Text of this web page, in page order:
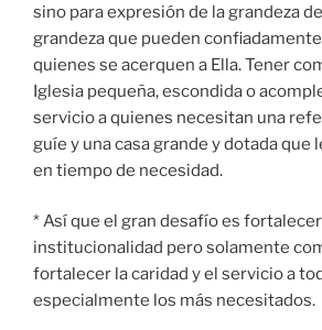
sino para expresión de la grandeza
grandeza que pueden
quienes se acerquen a Ella. Tener
Iglesia pequeña, escondida o
servicio a quienes necesitan una
guíe y una casa grande y dotada que
en tiempo de necesidad.
* Así que el gran desafío es
institucionalidad pero solamente
fortalecer la caridad y el servicio a
especialmente los más necesitados.